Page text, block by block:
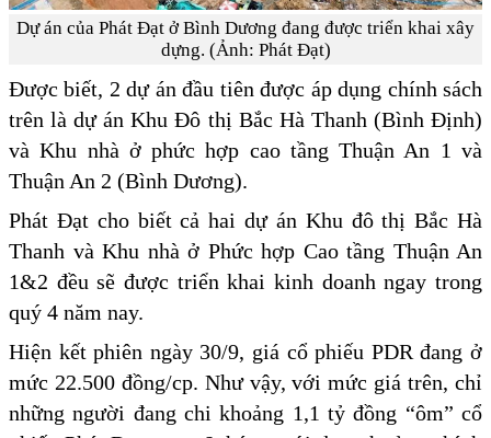
Dự án của Phát Đạt ở Bình Dương đang được triển khai xây
dựng. (Ảnh: Phát Đạt)
Được biết, 2 dự án đầu tiên được áp dụng chính sách
trên là dự án Khu Đô thị Bắc Hà Thanh (Bình Định)
và Khu nhà ở phức hợp cao tầng Thuận An 1 và
Thuận An 2 (Bình Dương).
Phát Đạt cho biết cả hai dự án Khu đô thị Bắc Hà
Thanh và Khu nhà ở Phức hợp Cao tầng Thuận An
1&2 đều sẽ được triển khai kinh doanh ngay trong
quý 4 năm nay.
Hiện kết phiên ngày 30/9, giá cổ phiếu PDR đang ở
mức 22.500 đồng/cp. Như vậy, với mức giá trên, chỉ
những người đang chi khoảng 1,1 tỷ đồng “ôm” cổ